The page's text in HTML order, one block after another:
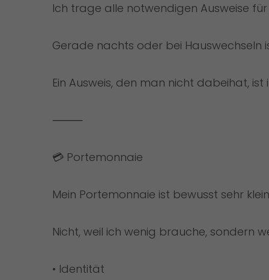
Ich trage alle notwendigen Ausweise
Gerade nachts oder bei Hauswechseln
Ein Ausweis, den man nicht dabeihat,
⸻
💳 Portemonnaie
Mein Portemonnaie ist bewusst sehr
Nicht, weil ich wenig brauche, sondern
• Identität